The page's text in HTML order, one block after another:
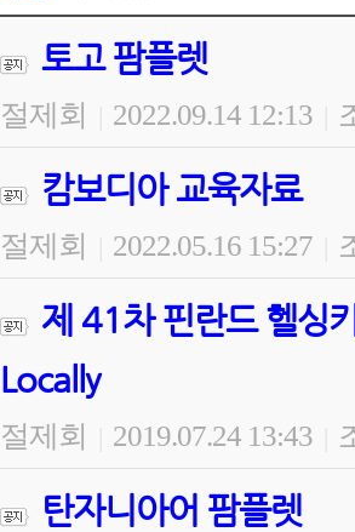
토고 팜플렛
절제회 2022.09.14 12:13
캄보디아 교육자료
절제회 2022.05.16 15:27
제 41차 핀란드 헬
Locally
절제회 2019.07.24 13:43
탄자니아어 팜플렛